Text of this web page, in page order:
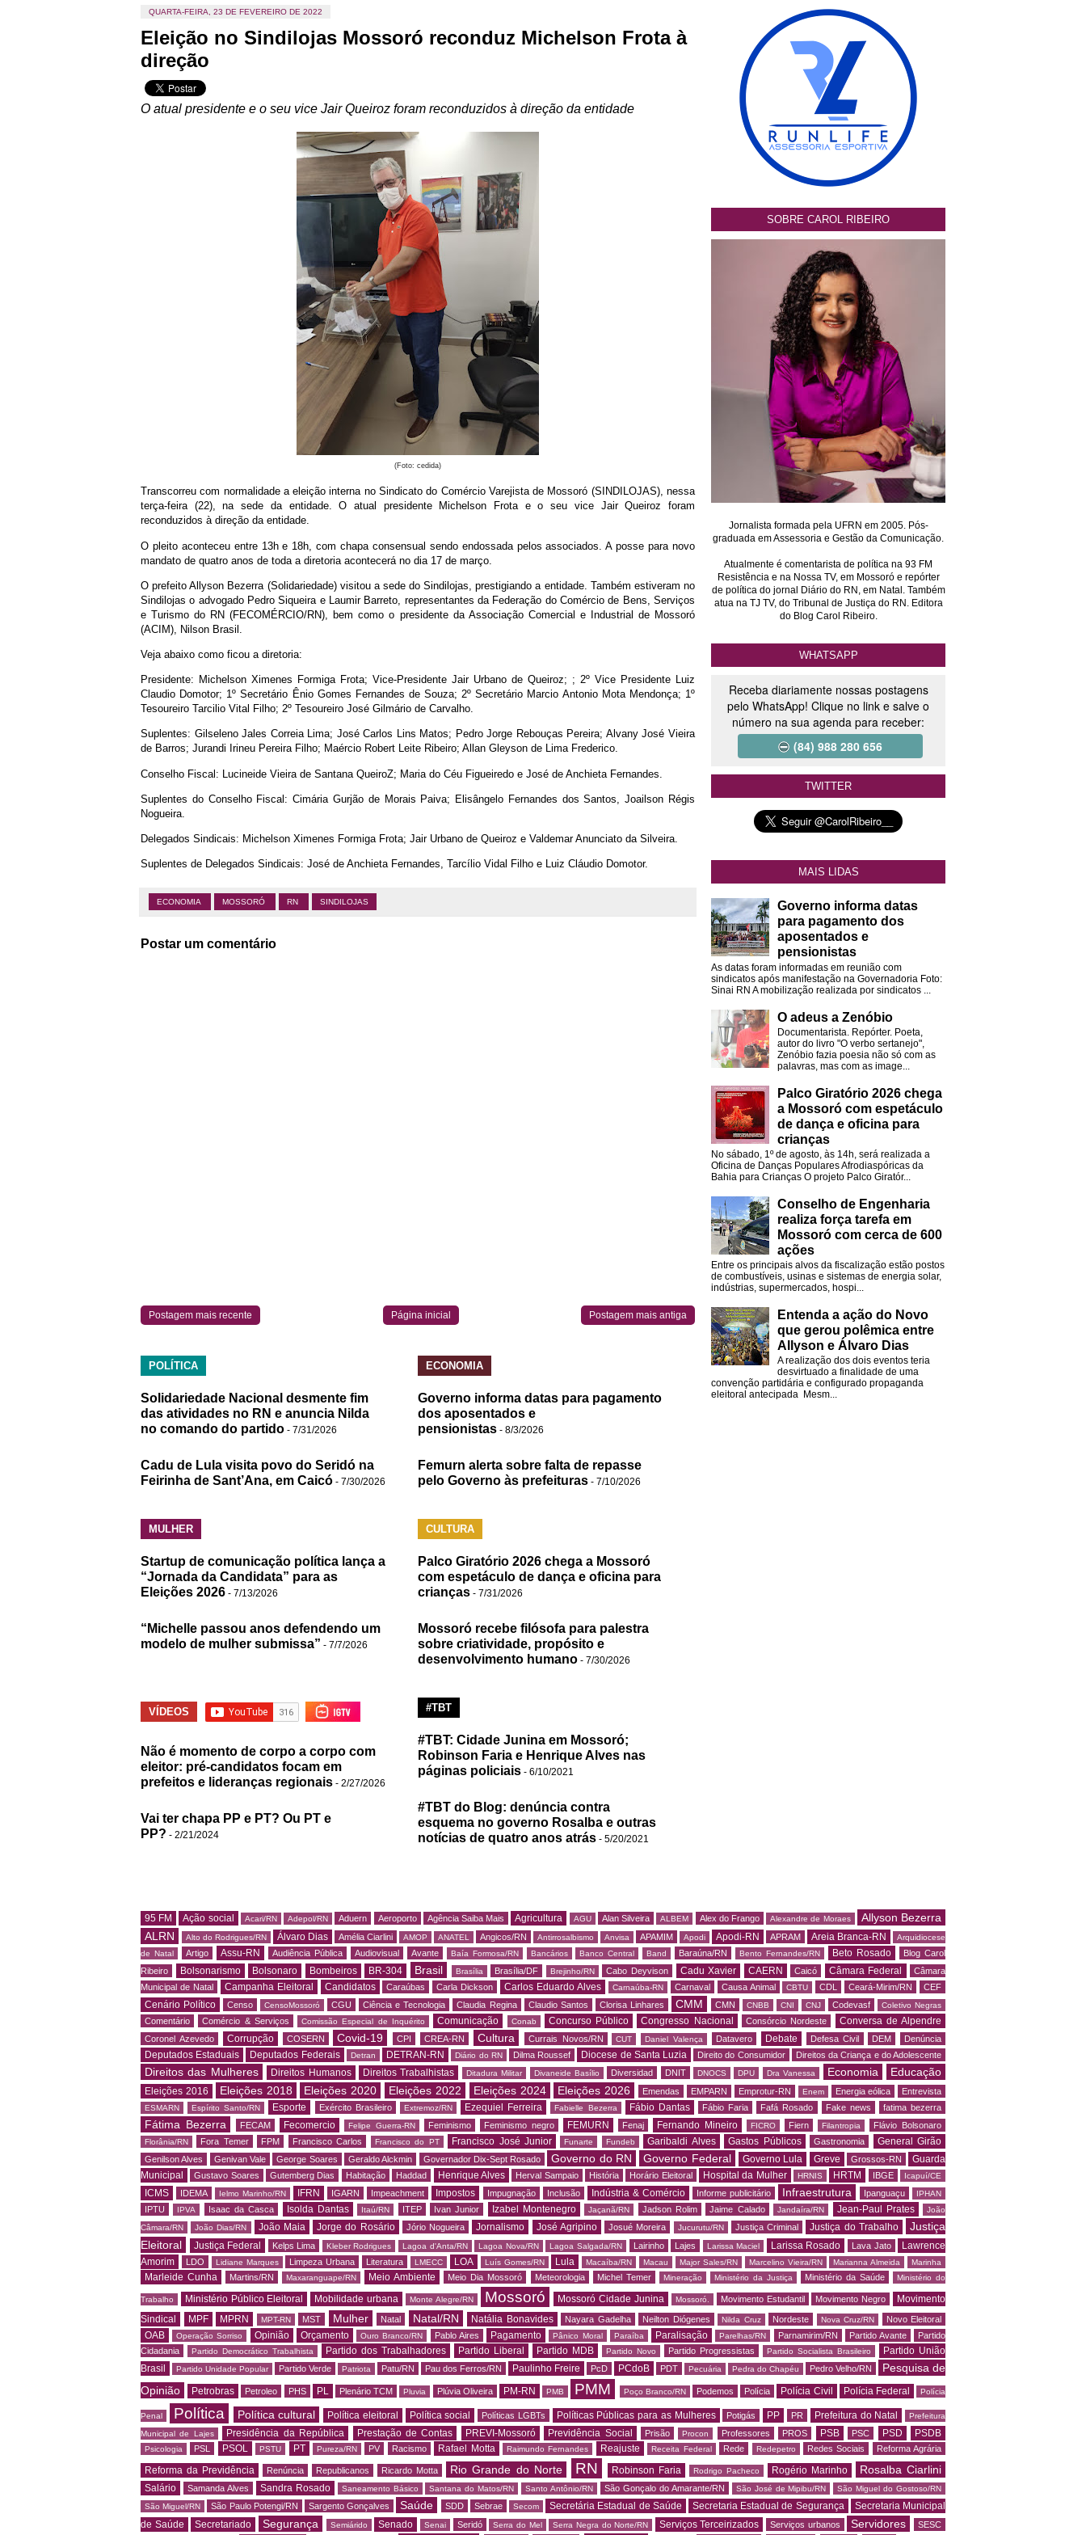
QUARTA-FEIRA, 23 DE FEVEREIRO DE 2022
Eleição no Sindilojas Mossoró reconduz Michelson Frota à
direção
O atual presidente e o seu vice Jair Queiroz foram reconduzidos à direção da entidade
(Foto: cedida)
Transcorreu com normalidade a eleição interna no Sindicato do Comércio Varejista de Mossoró (SINDILOJAS), nessa
terça-feira (22), na sede da entidade. O atual presidente Michelson Frota e o seu vice Jair Queiroz foram
reconduzidos à direção da entidade.
O pleito aconteceu entre 13h e 18h, com chapa consensual sendo endossada pelos associados. A posse para novo
mandato de quatro anos de toda a diretoria acontecerá no dia 17 de março.
O prefeito Allyson Bezerra (Solidariedade) visitou a sede do Sindilojas, prestigiando a entidade. Também estiveram no
Sindilojas o advogado Pedro Siqueira e Laumir Barreto, representantes da Federação do Comércio de Bens, Serviços
e Turismo do RN (FECOMÉRCIO/RN), bem como o presidente da Associação Comercial e Industrial de Mossoró
(ACIM), Nilson Brasil.
Veja abaixo como ficou a diretoria:
Presidente: Michelson Ximenes Formiga Frota; Vice-Presidente Jair Urbano de Queiroz; ; 2º Vice Presidente Luiz
Claudio Domotor; 1º Secretário Ênio Gomes Fernandes de Souza; 2º Secretário Marcio Antonio Mota Mendonça; 1º
Tesoureiro Tarcilio Vital Filho; 2º Tesoureiro José Gilmário de Carvalho.
Suplentes: Gilseleno Jales Correia Lima; José Carlos Lins Matos; Pedro Jorge Rebouças Pereira; Alvany José Vieira
de Barros; Jurandi Irineu Pereira Filho; Maércio Robert Leite Ribeiro; Allan Gleyson de Lima Frederico.
Conselho Fiscal: Lucineide Vieira de Santana QueiroZ; Maria do Céu Figueiredo e José de Anchieta Fernandes.
Suplentes do Conselho Fiscal: Cimária Gurjão de Morais Paiva; Elisângelo Fernandes dos Santos, Joailson Régis
Nogueira.
Delegados Sindicais: Michelson Ximenes Formiga Frota; Jair Urbano de Queiroz e Valdemar Anunciato da Silveira.
Suplentes de Delegados Sindicais: José de Anchieta Fernandes, Tarcílio Vidal Filho e Luiz Cláudio Domotor.
ECONOMIA MOSSORÓ RN SINDILOJAS
Postar um comentário
Postagem mais recente Postagem mais antiga
Página inicial
POLÍTICA
Solidariedade Nacional desmente fim
das atividades no RN e anuncia Nilda
no comando do partido - 7/31/2026
Cadu de Lula visita povo do Seridó na
Feirinha de Sant’Ana, em Caicó - 7/30/2026
ECONOMIA
Governo informa datas para pagamento
dos aposentados e
pensionistas - 8/3/2026
Femurn alerta sobre falta de repasse
pelo Governo às prefeituras - 7/10/2026
MULHER
Startup de comunicação política lança a
“Jornada da Candidata” para as
Eleições 2026 - 7/13/2026
“Michelle passou anos defendendo um
modelo de mulher submissa” - 7/7/2026
CULTURA
Palco Giratório 2026 chega a Mossoró
com espetáculo de dança e oficina para
crianças - 7/31/2026
Mossoró recebe filósofa para palestra
sobre criatividade, propósito e
desenvolvimento humano - 7/30/2026
VÍDEOS
Não é momento de corpo a corpo com
eleitor: pré-candidatos focam em
prefeitos e lideranças regionais - 2/27/2026
Vai ter chapa PP e PT? Ou PT e
PP? - 2/21/2024
#TBT
#TBT: Cidade Junina em Mossoró;
Robinson Faria e Henrique Alves nas
páginas policiais - 6/10/2021
#TBT do Blog: denúncia contra
esquema no governo Rosalba e outras
notícias de quatro anos atrás - 5/20/2021
SOBRE CAROL RIBEIRO
Jornalista formada pela UFRN em 2005. Pós-
graduada em Assessoria e Gestão da Comunicação.
Atualmente é comentarista de política na 93 FM
Resistência e na Nossa TV, em Mossoró e repórter
de política do jornal Diário do RN, em Natal. Também
atua na TJ TV, do Tribunal de Justiça do RN. Editora
do Blog Carol Ribeiro.
WHATSAPP
Receba diariamente nossas postagens
pelo WhatsApp! Clique no link e salve o
número na sua agenda para receber:
(84) 988 280 656
TWITTER
MAIS LIDAS
Governo informa datas
para pagamento dos
aposentados e
pensionistas
As datas foram informadas em reunião com
sindicatos após manifestação na Governadoria Foto:
Sinai RN A mobilização realizada por sindicatos ...
O adeus a Zenóbio
Documentarista. Repórter. Poeta,
autor do livro "O verbo sertanejo",
Zenóbio fazia poesia não só com as
palavras, mas com as image...
Palco Giratório 2026 chega
a Mossoró com espetáculo
de dança e oficina para
crianças
No sábado, 1º de agosto, às 14h, será realizada a
Oficina de Danças Populares Afrodiaspóricas da
Bahia para Crianças O projeto Palco Giratór...
Conselho de Engenharia
realiza força tarefa em
Mossoró com cerca de 600
ações
Entre os principais alvos da fiscalização estão postos
de combustíveis, usinas e sistemas de energia solar,
indústrias, supermercados, hospi...
Entenda a ação do Novo
que gerou polêmica entre
Allyson e Álvaro Dias
A realização dos dois eventos teria
desvirtuado a finalidade de uma
convenção partidária e configurado propaganda
eleitoral antecipada Mesm...
95 FM Ação social Acari/RN Adepol/RN Aduern Aeroporto Agência Saiba Mais Agricultura AGU Alan Silveira ALBEM Alex do Frango Alexandre de Moraes
Allyson Bezerra
ALRN
Alto do Rodrigues/RN Álvaro Dias Amélia Ciarlini AMOP ANATEL Angicos/RN Antirrosalbismo Anvisa APAMIM Apodi Apodi-RN APRAM Areia Branca-RN
Arquidiocese
de Natal
Artigo Assu-RN Audiência Pública Audiovisual Avante Baía Formosa/RN Bancários Banco Central Band Baraúna/RN Bento Fernandes/RN Beto Rosado
Blog Carol
Ribeiro
Bolsonarismo Bolsonaro Bombeiros BR-304 Brasil Brasília Brasília/DF Brejinho/RN Cabo Deyvison Cadu Xavier CAERN Caicó Câmara Federal
Câmara
Municipal de Natal
Campanha Eleitoral Candidatos Caraúbas Carla Dickson Carlos Eduardo Alves Carnaúba-RN Carnaval Causa Animal CBTU CDL Ceará-Mirim/RN CEF
Cenário Político Censo CensoMossoró CGU Ciência e Tecnologia Claudia Regina Claudio Santos Clorisa Linhares CMM CMN CNBB CNI CNJ Codevasf Coletivo Negras
Comentário Comércio & Serviços Comissão Especial de Inquérito Comunicação Conab Concurso Público Congresso Nacional Consórcio Nordeste Conversa de Alpendre
Coronel Azevedo Corrupção COSERN Covid-19 CPI CREA-RN Cultura Currais Novos/RN CUT Daniel Valença Datavero Debate Defesa Civil DEM Denúncia
Deputados Estaduais Deputados Federais Detran DETRAN-RN Diário do RN Dilma Roussef Diocese de Santa Luzia Direito do Consumidor Direitos da Criança e do Adolescente
Direitos das Mulheres Direitos Humanos Direitos Trabalhistas Ditadura Militar Divaneide Basílio Diversidad DNIT DNOCS DPU Dra Vanessa Economia Educação
Eleições 2016 Eleições 2018 Eleições 2020 Eleições 2022 Eleições 2024 Eleições 2026 Emendas EMPARN Emprotur-RN Enem Energia eólica Entrevista
ESMARN Espírito Santo/RN Esporte Exército Brasileiro Extremoz/RN Ezequiel Ferreira Fabielle Bezerra Fábio Dantas Fábio Faria Fafá Rosado Fake news fatima bezerra
Fátima Bezerra FECAM Fecomercio Felipe Guerra-RN Feminismo Feminismo negro FEMURN Fenaj Fernando Mineiro FICRO Fiern Filantropia Flávio Bolsonaro
Florânia/RN Fora Temer FPM Francisco Carlos Francisco do PT Francisco José Junior Funarte Fundeb Garibaldi Alves Gastos Públicos Gastronomia General Girão
Genilson Alves Genivan Vale George Soares Geraldo Alckmin Governador Dix-Sept Rosado Governo do RN Governo Federal Governo Lula Greve Grossos-RN
Guarda
Municipal
Gustavo Soares Gutemberg Dias Habitação Haddad Henrique Alves Herval Sampaio História Horário Eleitoral Hospital da Mulher HRNIS HRTM IBGE Icapuí/CE
ICMS IDEMA Ielmo Marinho/RN IFRN IGARN Impeachment Impostos Impugnação Inclusão Indústria & Comércio Informe publicitário Infraestrutura Ipanguaçu IPHAN
IPTU IPVA Isaac da Casca Isolda Dantas Itaú/RN ITEP Ivan Junior Izabel Montenegro Jaçanã/RN Jadson Rolim Jaime Calado Jandaíra/RN Jean-Paul Prates
João
Câmara/RN
João Dias/RN João Maia Jorge do Rosário Jório Nogueira Jornalismo José Agripino Josué Moreira Jucurutu/RN Justiça Criminal Justiça do Trabalho
Justiça
Eleitoral
Justiça Federal Kelps Lima Kleber Rodrigues Lagoa d'Anta/RN Lagoa Nova/RN Lagoa Salgada/RN Lairinho Lajes Larissa Maciel Larissa Rosado Lava Jato
Lawrence
Amorim
LDO Lidiane Marques Limpeza Urbana Literatura LMECC LOA Luís Gomes/RN Lula Macaíba/RN Macau Major Sales/RN Marcelino Vieira/RN Marianna Almeida Marinha
Marleide Cunha Martins/RN Maxaranguape/RN Meio Ambiente Meio Dia Mossoró Meteorologia Michel Temer Mineração Ministério da Justiça Ministério da Saúde Ministério do
Trabalho Ministério Público Eleitoral Mobilidade urbana Monte Alegre/RN Mossoró Mossoró Cidade Junina Mossoró. Movimento Estudantil Movimento Negro
Movimento
Sindical
MPF MPRN MPT-RN MST Mulher Natal Natal/RN Natália Bonavides Nayara Gadelha Neilton Diógenes Nilda Cruz Nordeste Nova Cruz/RN Novo Eleitoral
OAB Operação Sorriso Opinião Orçamento Ouro Branco/RN Pablo Aires Pagamento Pânico Moral Paraíba Paralisação Parelhas/RN Parnamirim/RN Partido Avante
Partido
Cidadania
Partido Democrático Trabalhista Partido dos Trabalhadores Partido Liberal Partido MDB Partido Novo Partido Progressistas Partido Socialista Brasileiro
Partido União
Brasil
Partido Unidade Popular Partido Verde Patriota Patu/RN Pau dos Ferros/RN Paulinho Freire PcD PCdoB PDT Pecuária Pedra do Chapéu Pedro Velho/RN
Pesquisa de
Opinião
Petrobras Petroleo PHS PL Plenário TCM Pluvia Plúvia Oliveira PM-RN PMB PMM Poço Branco/RN Podemos Polícia Polícia Civil Polícia Federal Polícia
Penal Política Política cultural Política eleitoral Política social Políticas LGBTs Políticas Públicas para as Mulheres Potigás PP PR Prefeitura do Natal
Prefeitura
Municipal de Lajes
Presidência da República Prestação de Contas PREVI-Mossoró Previdência Social Prisão Procon Professores PROS PSB PSC PSD PSDB
Psicologia PSL PSOL PSTU PT Pureza/RN PV Racismo Rafael Motta Raimundo Fernandes Reajuste Receita Federal Rede Redepetro Redes Sociais Reforma Agrária
Reforma da Previdência Renúncia Republicanos Ricardo Motta Rio Grande do Norte RN Robinson Faria Rodrigo Pacheco Rogério Marinho Rosalba Ciarlini
Salário Samanda Alves Sandra Rosado Saneamento Básico Santana do Matos/RN Santo Antônio/RN São Gonçalo do Amarante/RN São José de Mipibu/RN
São Miguel do Gostoso/RN
São Miguel/RN
São Paulo Potengi/RN Sargento Gonçalves Saúde SDD Sebrae Secom Secretária Estadual de Saúde Secretaria Estadual de Segurança
Secretaria Municipal
de Saúde
Secretariado Segurança Semiárido Senado Senai Seridó Serra do Mel Serra Negra do Norte/RN Serviços Terceirizados Serviços urbanos Servidores SESC